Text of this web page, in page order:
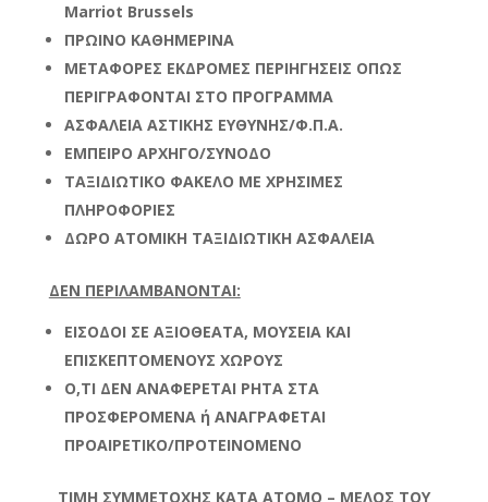
Marriot Brussels
ΠΡΩΙΝΟ ΚΑΘΗΜΕΡΙΝΑ
ΜΕΤΑΦΟΡΕΣ ΕΚΔΡΟΜΕΣ ΠΕΡΙΗΓΗΣΕΙΣ ΟΠΩΣ
ΠΕΡΙΓΡΑΦΟΝΤΑΙ ΣΤΟ ΠΡΟΓΡΑΜΜΑ
ΑΣΦΑΛΕΙΑ ΑΣΤΙΚΗΣ ΕΥΘΥΝΗΣ/Φ.Π.Α.
ΕΜΠΕΙΡΟ ΑΡΧΗΓΟ/ΣΥΝΟΔΟ
ΤΑΞΙΔΙΩΤΙΚΟ ΦΑΚΕΛΟ ΜΕ ΧΡΗΣΙΜΕΣ
ΠΛΗΡΟΦΟΡΙΕΣ
ΔΩΡΟ ΑΤΟΜΙΚΗ ΤΑΞΙΔΙΩΤΙΚΗ ΑΣΦΑΛΕΙΑ
ΔΕΝ ΠΕΡΙΛΑΜΒΑΝΟΝΤΑΙ:
ΕΙΣΟΔΟΙ ΣΕ ΑΞΙΟΘΕΑΤΑ, ΜΟΥΣΕΙΑ ΚΑΙ
ΕΠΙΣΚΕΠΤΟΜΕΝΟΥΣ ΧΩΡΟΥΣ
Ο,ΤΙ ΔΕΝ ΑΝΑΦΕΡΕΤΑΙ ΡΗΤΑ ΣΤΑ
ΠΡΟΣΦΕΡΟΜΕΝΑ ή ΑΝΑΓΡΑΦΕΤΑΙ
ΠΡΟΑΙΡΕΤΙΚΟ/ΠΡΟΤΕΙΝΟΜΕΝΟ
ΤΙΜΗ ΣΥΜΜΕΤΟΧΗΣ ΚΑΤΑ ΑΤΟΜΟ – ΜΕΛΟΣ ΤΟΥ